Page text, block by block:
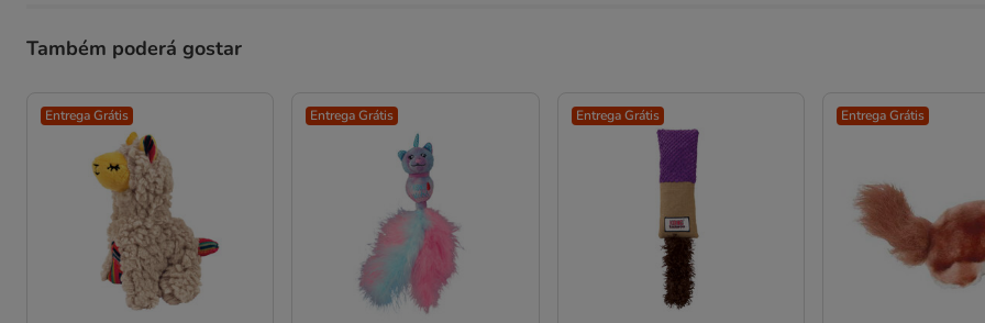
Também poderá gostar
Entrega Grátis Entrega Grátis Entrega Grátis Entrega Grátis